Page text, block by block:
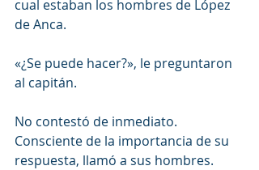
cual estaban los hombres de López
de Anca.
«¿Se puede hacer?», le preguntaron
al capitán.
No contestó de inmediato.
Consciente de la importancia de su
respuesta, llamó a sus hombres.